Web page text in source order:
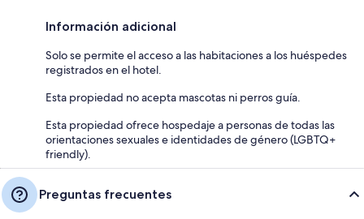
Información adicional
Solo se permite el acceso a las habitaciones a los huéspedes
registrados en el hotel.
Esta propiedad no acepta mascotas ni perros guía.
Esta propiedad ofrece hospedaje a personas de todas las
orientaciones sexuales e identidades de género (LGBTQ+
friendly).
Preguntas frecuentes